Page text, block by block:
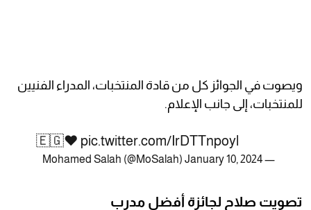
ويصوت في الجوائز كل من قادة المنتخبات، المدراء الفنيين
للمنتخبات، إلى جانب الإعلام.
🇪🇬❤️ pic.twitter.com/IrDTTnpoyl
— Mohamed Salah (@MoSalah)
January 10, 2024
تصويت صلاح لجائزة أفضل مدرب